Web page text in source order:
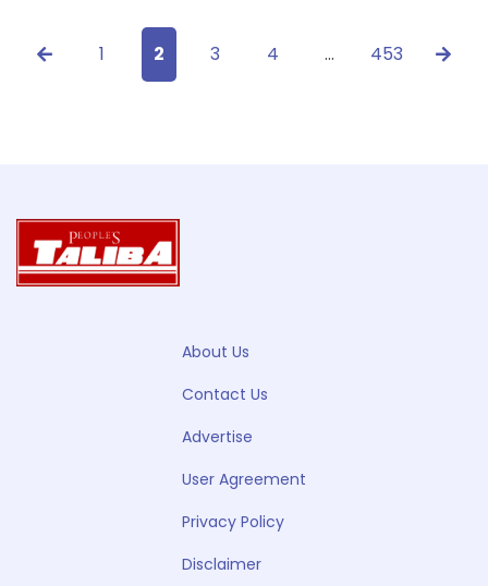
1 2 3 4 … 453
About Us
Contact Us
Advertise
User Agreement
Privacy Policy
Disclaimer